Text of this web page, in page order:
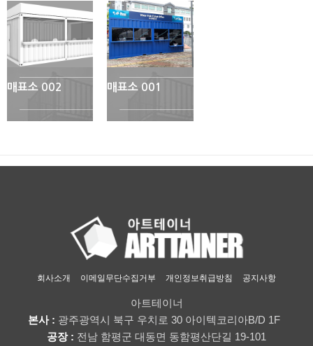
매표소 002 매표소 001
회사소개 이메일무단수집거부 개인정보취급방침 공지사항
아트테이너
본사 : 광주광역시 북구 우치로 30 아이텍코리아B/D 1F
공장 : 전남 함평군 대동면 동함평산단길 19-101